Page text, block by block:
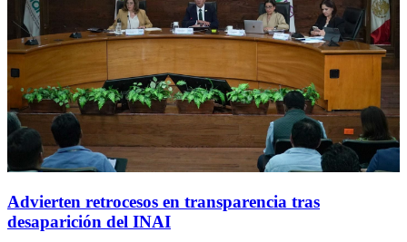
Advierten retrocesos en transparencia tras
desaparición del INAI